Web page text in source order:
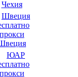
Чехия